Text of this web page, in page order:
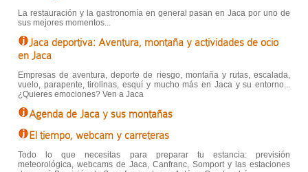
La restauración y la gastronomía en general pasan en Jaca por uno de
sus mejores momentos...
Jaca deportiva: Aventura, montaña y actividades de ocio
en Jaca
Empresas de aventura, deporte de riesgo, montaña y rutas, escalada,
vuelo, parapente, tirolinas, esquí y mucho más en Jaca y su entorno...
¿Quieres emociones? Ven a Jaca
Agenda de Jaca y sus montañas
El tiempo, webcam y carreteras
Todo lo que necesitas para preparar tu estancia: previsión
meteorológica, webcams de Jaca, Canfranc, Somport y las estaciones